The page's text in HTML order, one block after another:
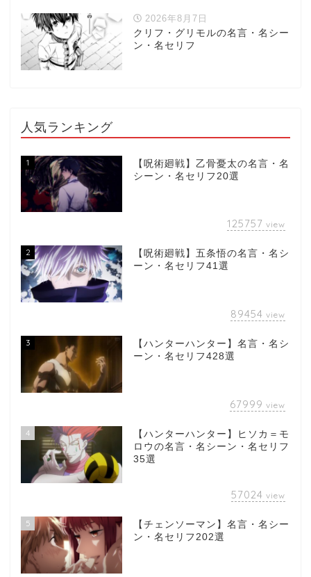
2026年8月7日
クリフ・グリモルの名言・名シー
ン・名セリフ
人気ランキング
1
【呪術廻戦】乙骨憂太の名言・名
シーン・名セリフ20選
125757 view
2
【呪術廻戦】五条悟の名言・名シ
ーン・名セリフ41選
89454 view
3
【ハンターハンター】名言・名シ
ーン・名セリフ428選
67999 view
4
【ハンターハンター】ヒソカ＝モ
ロウの名言・名シーン・名セリフ
35選
57024 view
5
【チェンソーマン】名言・名シー
ン・名セリフ202選